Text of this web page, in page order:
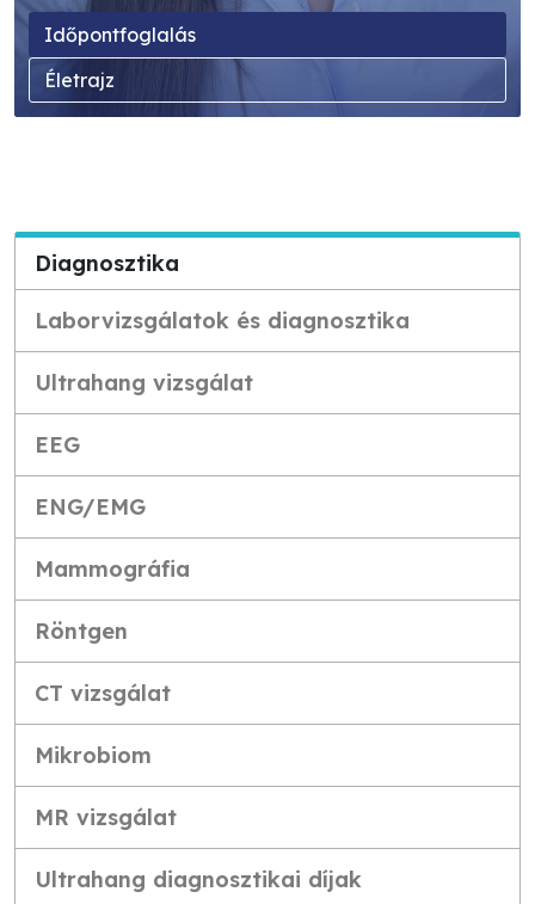
Időpontfoglalás
Életrajz
Diagnosztika
Laborvizsgálatok és diagnosztika
Ultrahang vizsgálat
EEG
ENG/EMG
Mammográfia
Röntgen
CT vizsgálat
Mikrobiom
MR vizsgálat
Ultrahang diagnosztikai díjak